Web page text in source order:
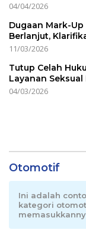
04/04/2026
Dugaan Mark-
Berlanjut,
11/03/2026
Tutup Celah
Layanan
04/03/2026
Otomotif
Ini adalah
kategori